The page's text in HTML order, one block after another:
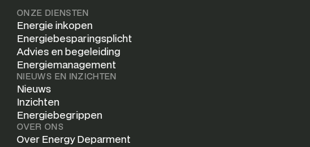
ONZE DIENSTEN
Energie inkopen
Energiebesparingsplicht
Advies en begeleiding
Energiemanagement
NIEUWS EN INZICHTEN
Nieuws
Inzichten
Energiebegrippen
OVER ONS
Over Energy Deparment